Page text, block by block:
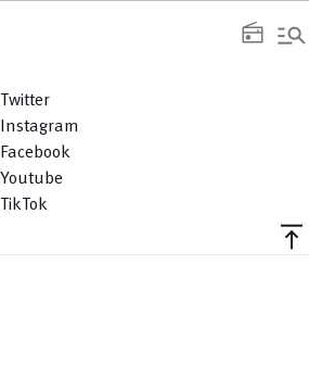
radio manage_search
Twitter
Instagram
Facebook
Youtube
TikTok
vertical_align_top